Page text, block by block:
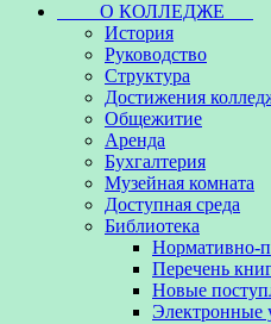
О КОЛЛЕДЖЕ
История
Руководство
Структура
Достижения
Общежитие
Аренда
Бухгалтерия
Музейная комната
Доступная среда
Библиотека
Нормативно-
Перечень
Новые
Электронные